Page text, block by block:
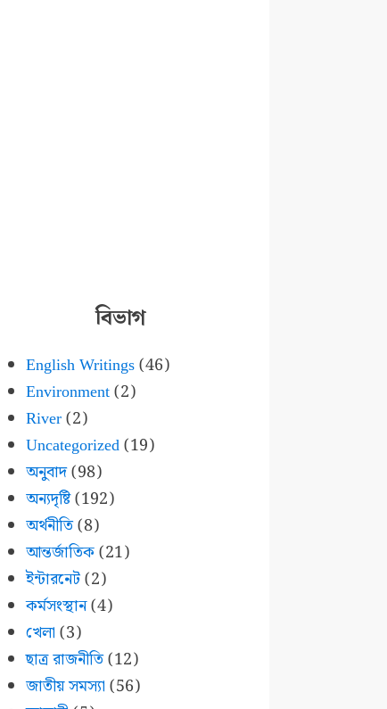
বিভাগ
English Writings(46)
Environment(2)
River(2)
Uncategorized(19)
অনুবাদ(98)
অন্যদৃষ্টি(192)
অর্থনীতি(8)
আন্তর্জাতিক(21)
ইন্টারনেট(2)
কর্মসংস্থান(4)
খেলা (3)
ছাত্র রাজনীতি(12)
জাতীয় সমস্যা (56)